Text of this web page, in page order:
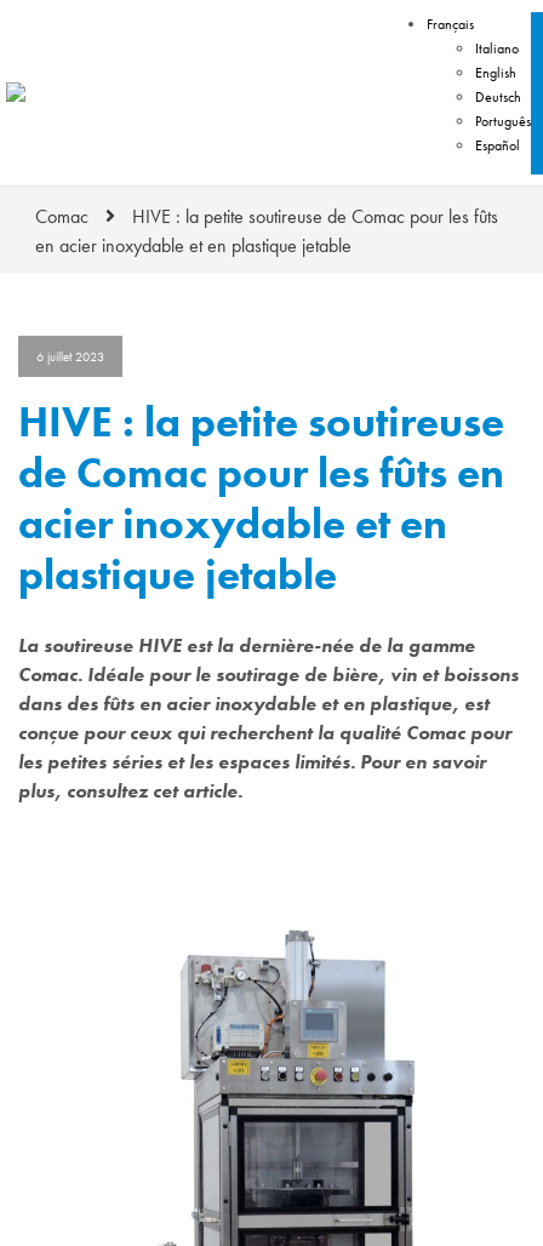
Français
Italiano
English
Deutsch
Português
Español
Comac
HIVE : la petite soutireuse de Comac pour les fûts
en acier inoxydable et en plastique jetable
6 juillet 2023
HIVE : la petite soutireuse
de Comac pour les fûts en
acier inoxydable et en
plastique jetable
La soutireuse HIVE est la dernière-née de la gamme
Comac. Idéale pour le soutirage de bière, vin et boissons
dans des fûts en acier inoxydable et en plastique, est
conçue pour ceux qui recherchent la qualité Comac pour
les petites séries et les espaces limités. Pour en savoir
plus, consultez cet article.